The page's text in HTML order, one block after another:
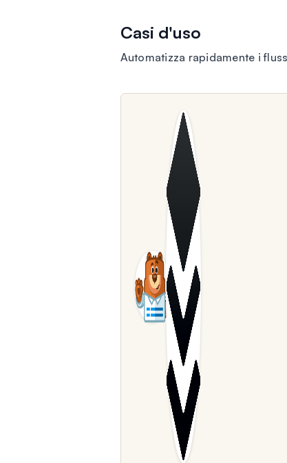
Casi d'uso
Automatizza rapidamente i